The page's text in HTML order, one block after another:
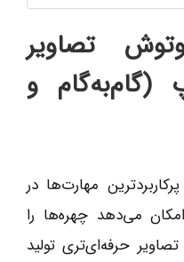
تصاویر
و
مهارت‌ها در
می‌دهد چهره‌ها را
حرفه‌ای‌تری تولید